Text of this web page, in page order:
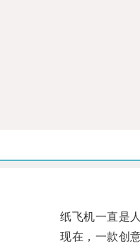
纸飞机一直是人
现在，一款创意